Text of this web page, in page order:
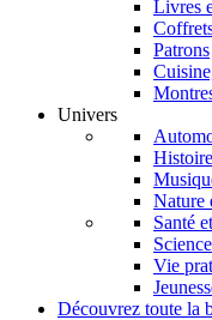
Livres
Patrons
Univers
Histoire
Nature
Santé
Science
Vie
Découvrez toute la